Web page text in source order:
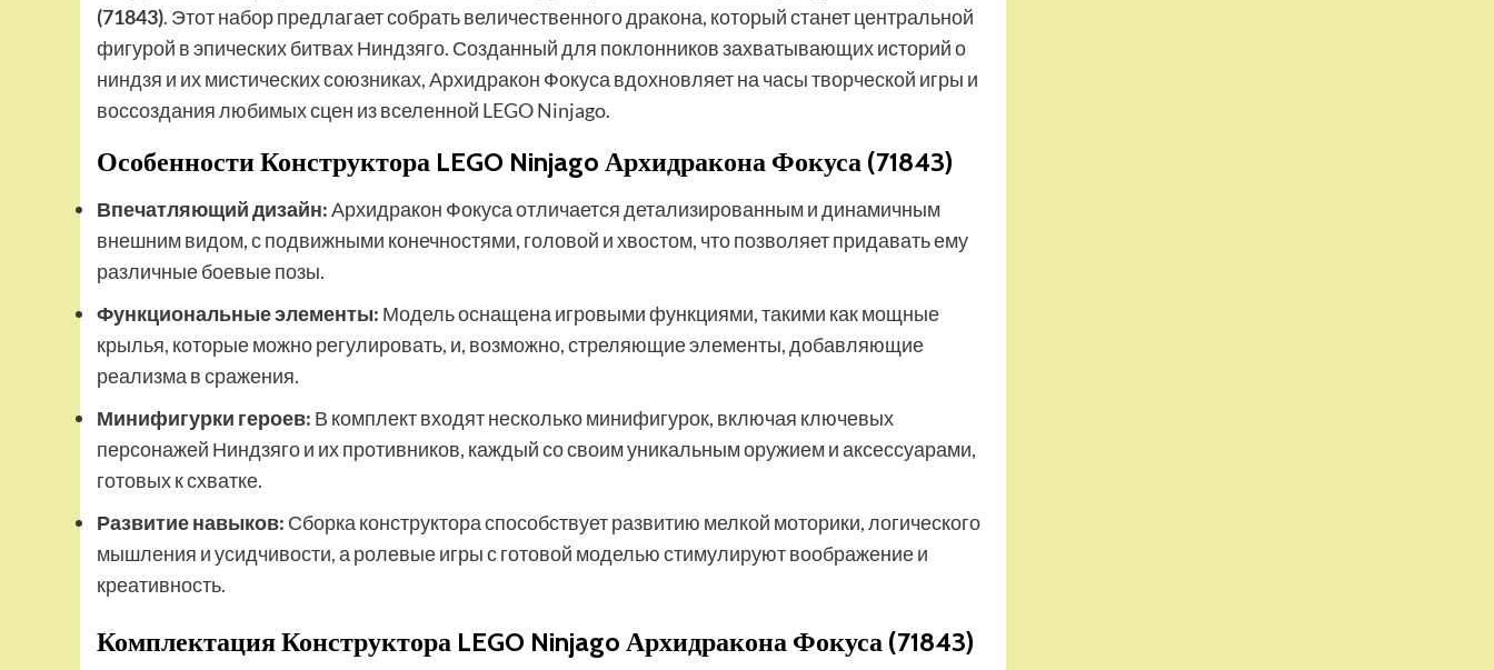
(71843). Этот набор предлагает собрать величественного дракона, который станет центральной
фигурой в эпических битвах Ниндзяго. Созданный для поклонников захватывающих историй о
ниндзя и их мистических союзниках, Архидракон Фокуса вдохновляет на часы творческой игры и
воссоздания любимых сцен из вселенной LEGO Ninjago.
Особенности Конструктора LEGO Ninjago Архидракона Фокуса (71843)
Впечатляющий дизайн:Архидракон Фокуса отличается детализированным и динамичным
внешним видом, с подвижными конечностями, головой и хвостом, что позволяет придавать ему
различные боевые позы.
Функциональные элементы: Модель оснащена игровыми функциями, такими как мощные
крылья, которые можно регулировать, и, возможно, стреляющие элементы, добавляющие
реализма в сражения.
Минифигурки героев: В комплект входят несколько минифигурок, включая ключевых
персонажей Ниндзяго и их противников, каждый со своим уникальным оружием и аксессуарами,
готовых к схватке.
Развитие навыков: Сборка конструктора способствует развитию мелкой моторики, логического
мышления и усидчивости, а ролевые игры с готовой моделью стимулируют воображение и
креативность.
Комплектация Конструктора LEGO Ninjago Архидракона Фокуса (71843)